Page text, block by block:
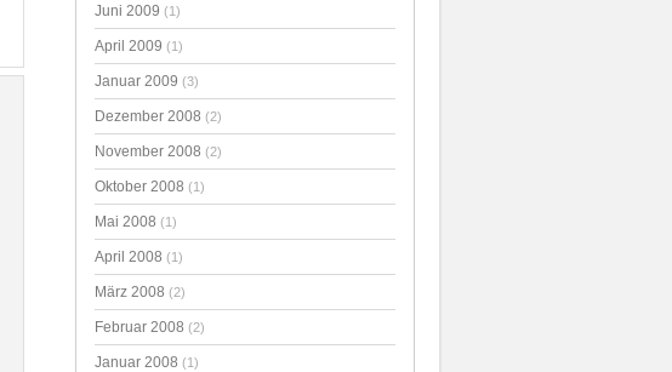
Juni 2009 (1)
April 2009 (1)
Januar 2009 (3)
Dezember 2008 (2)
November 2008 (2)
Oktober 2008 (1)
Mai 2008 (1)
April 2008 (1)
März 2008 (2)
Februar 2008 (2)
Januar 2008 (1)